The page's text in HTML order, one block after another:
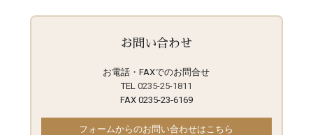
お問い合わせ
お電話・FAXでのお問合せ
TEL 0235-25-1811
FAX 0235-23-6169
フォームからのお問い合わせはこちら